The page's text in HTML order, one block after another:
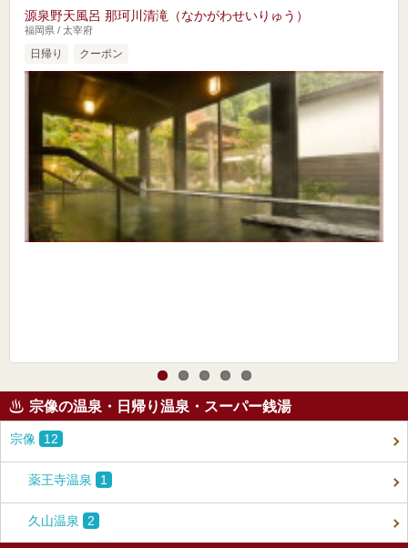
源泉野天風呂 那珂川清滝（なかがわせいりゅう）
福岡県 / 太宰府
日帰り クーポン
宗像の温泉・日帰り温泉・スーパー銭湯
宗像 12
薬王寺温泉 1
久山温泉 2